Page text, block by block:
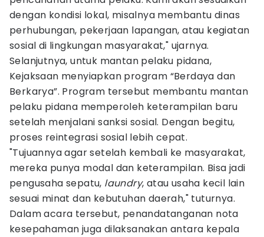
dengan kondisi lokal, misalnya membantu dinas
perhubungan, pekerjaan lapangan, atau kegiatan
sosial di lingkungan masyarakat," ujarnya.
Selanjutnya, untuk mantan pelaku pidana,
Kejaksaan menyiapkan program “Berdaya dan
Berkarya”. Program tersebut membantu mantan
pelaku pidana memperoleh keterampilan baru
setelah menjalani sanksi sosial. Dengan begitu,
proses reintegrasi sosial lebih cepat.
"Tujuannya agar setelah kembali ke masyarakat,
mereka punya modal dan keterampilan. Bisa jadi
pengusaha sepatu, laundry, atau usaha kecil lain
sesuai minat dan kebutuhan daerah," tuturnya.
Dalam acara tersebut, penandatanganan nota
kesepahaman juga dilaksanakan antara kepala